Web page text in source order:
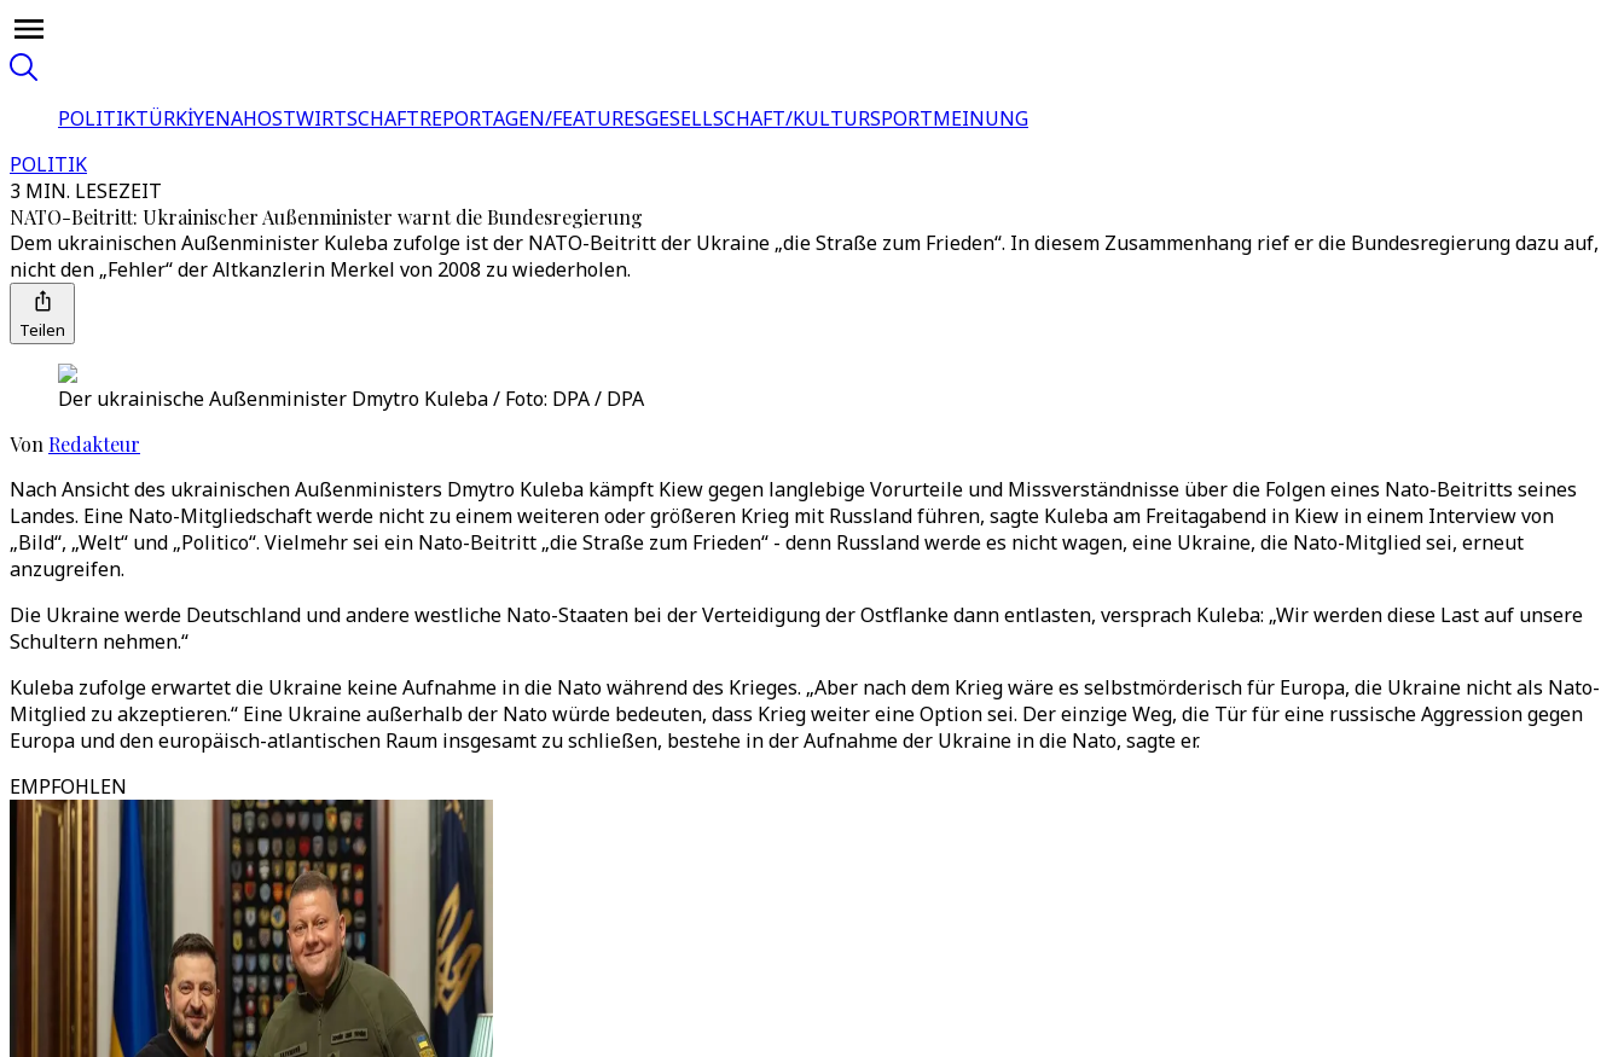
POLITIKTÜRKİYENAHOSTWIRTSCHAFTREPORTAGEN/FEATURESGESELLSCHAFT/KULTURSPORTMEINUNG
POLITIK
3 MIN. LESEZEIT
NATO-Beitritt: Ukrainischer Außenminister warnt die Bundesregierung
Dem ukrainischen Außenminister Kuleba zufolge ist der NATO-Beitritt der Ukraine „die Straße zum Frieden“. In diesem Zusammenhang rief er die Bundesregierung dazu auf,
nicht den „Fehler“ der Altkanzlerin Merkel von 2008 zu wiederholen.
Teilen
Der ukrainische Außenminister Dmytro Kuleba / Foto: DPA / DPA
Von Redakteur
Nach Ansicht des ukrainischen Außenministers Dmytro Kuleba kämpft Kiew gegen langlebige Vorurteile und Missverständnisse über die Folgen eines Nato-Beitritts seines
Landes. Eine Nato-Mitgliedschaft werde nicht zu einem weiteren oder größeren Krieg mit Russland führen, sagte Kuleba am Freitagabend in Kiew in einem Interview von
„Bild“, „Welt“ und „Politico“. Vielmehr sei ein Nato-Beitritt „die Straße zum Frieden“ - denn Russland werde es nicht wagen, eine Ukraine, die Nato-Mitglied sei, erneut
anzugreifen.
Die Ukraine werde Deutschland und andere westliche Nato-Staaten bei der Verteidigung der Ostflanke dann entlasten, versprach Kuleba: „Wir werden diese Last auf unsere
Schultern nehmen.“
Kuleba zufolge erwartet die Ukraine keine Aufnahme in die Nato während des Krieges. „Aber nach dem Krieg wäre es selbstmörderisch für Europa, die Ukraine nicht als Nato-
Mitglied zu akzeptieren.“ Eine Ukraine außerhalb der Nato würde bedeuten, dass Krieg weiter eine Option sei. Der einzige Weg, die Tür für eine russische Aggression gegen
Europa und den europäisch-atlantischen Raum insgesamt zu schließen, bestehe in der Aufnahme der Ukraine in die Nato, sagte er.
EMPFOHLEN